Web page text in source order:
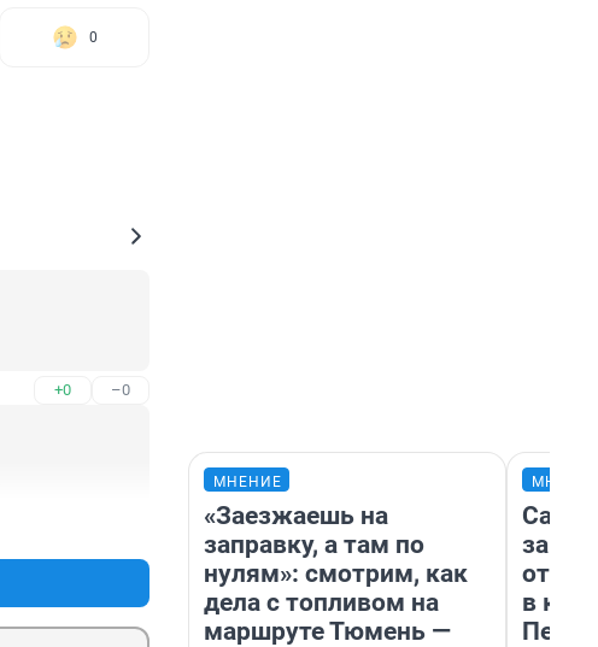
0
+0 –0
МНЕНИЕ
«Заезжаешь на
заправку, а там по
нулям»: смотрим, как
дела с топливом на
маршруте Тюмень —
в